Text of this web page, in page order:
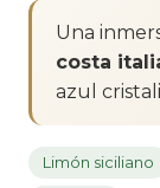
Una
costa
azul
Limón siciliano